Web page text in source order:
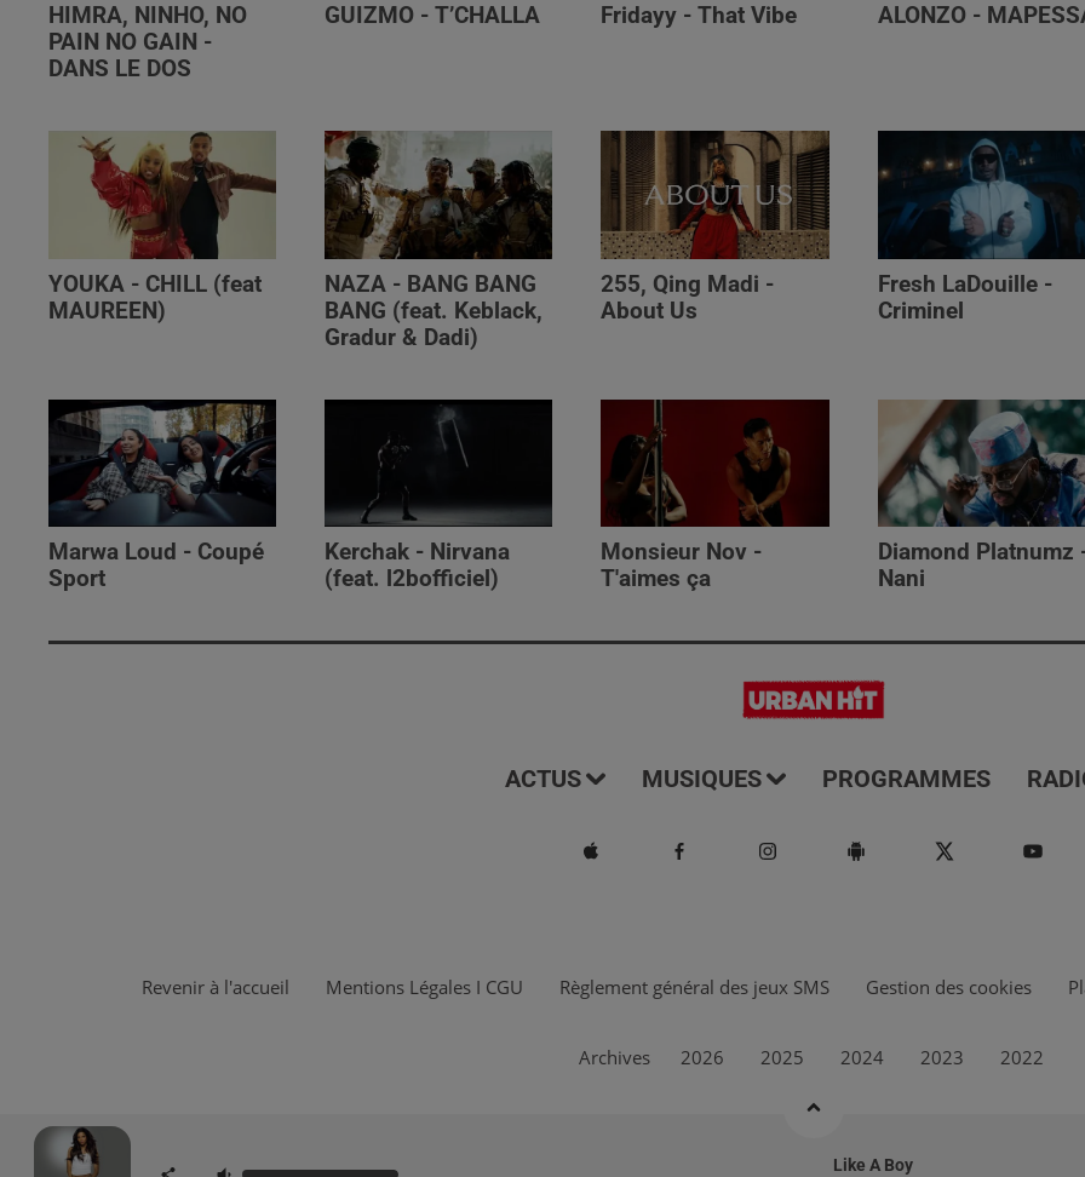
HIMRA, NINHO, NO
PAIN NO GAIN -
DANS LE DOS
GUIZMO - T’CHALLA Fridayy - That Vibe ALONZO -
YOUKA - CHILL (feat
MAUREEN)
NAZA - BANG BANG
BANG (feat. Keblack,
Gradur & Dadi)
255, Qing Madi -
About Us
Fresh LaDouille -
Criminel
Marwa Loud - Coupé
Sport
Kerchak - Nirvana
(feat. ‪l2bofficiel‬)
Monsieur Nov -
T'aimes ça
Diamond Platnumz
Nani
ACTUS MUSIQUES PROGRAMMES
Like A Boy
Revenir à l'accueil Mentions Légales I CGU Règlement général des jeux SMS Gestion des cookies
Archives 2026 2025 2024 2023 2022